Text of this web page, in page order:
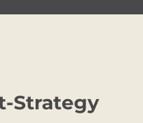
Strategy